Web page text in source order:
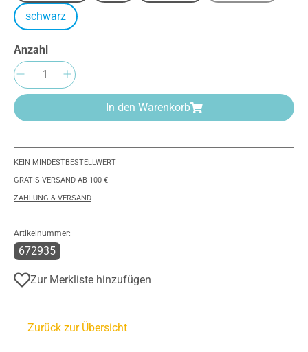
schwarz
Anzahl
Produkt Anzahl: Gib den gewünschten
In den Warenkorb
KEIN MINDESTBESTELLWERT
GRATIS VERSAND AB 100 €
ZAHLUNG & VERSAND
Artikelnummer:
672935
Zur Merkliste hinzufügen
Zurück zur Übersicht